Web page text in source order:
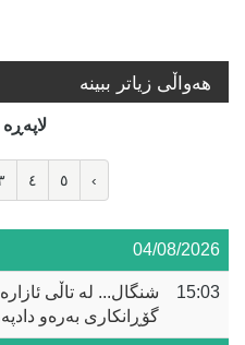
هه‌واڵی زیاتر ببینە
لاپه‌ڕه‌ ١ / ٥٧
٤ ٥ ›
04/08/2026
15:03
شنگال... لە تاڵی
گۆڕانکاری بەرەو